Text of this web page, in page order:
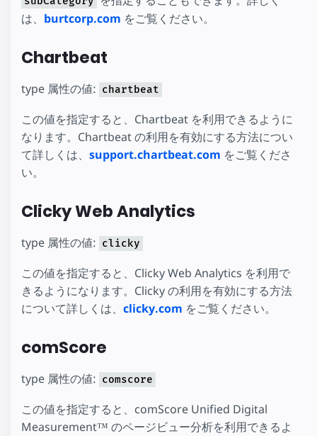
は、 burtcorp.com をご覧ください。
Chartbeat
type 属性の値: chartbeat
この値を指定すると、Chartbeat を利用できるように
なります。Chartbeat の利用を有効にする方法につい
て詳しくは、 support.chartbeat.com をご覧くださ
い。
Clicky Web Analytics
type 属性の値: clicky
この値を指定すると、Clicky Web Analytics を利用で
きるようになります。Clicky の利用を有効にする方法
について詳しくは、 clicky.com をご覧ください。
comScore
type 属性の値: comscore
この値を指定すると、comScore Unified Digital
Measurement™ のページビュー分析を利用できるよ